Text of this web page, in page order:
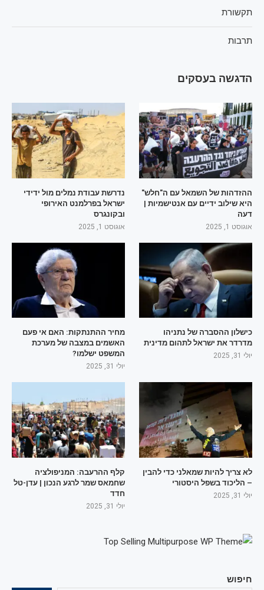
חיפוש
תקשורת
תרבות
הדגשה בעסקים
ההזדהות של השמאל עם ה"חלש"
היא שילוב ידיים עם אנטישמיות |
דעה
אוגוסט 1, 2025
נדרשת עבודת נמלים מול ידידי
ישראל בפרלמנט האירופי
ובקונגרס
אוגוסט 1, 2025
כישלון ההסברה של נתניהו
מדרדר את ישראל לתהום מדינית
יולי 31, 2025
מחיר ההתנתקות: האם אי פעם
האשמים במצבה של מערכת
המשפט ישלמו?
יולי 31, 2025
לא צריך להיות שמאלני כדי להבין
– הליכוד בשפל היסטורי
יולי 31, 2025
קלף ההרעבה: המניפולציה
שחמאס שמר לרגע הנכון | עדן-טל
חדד
יולי 31, 2025